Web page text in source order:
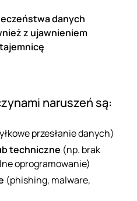
danych
z ujawnieniem
naruszeń są:
przesłanie danych)
techniczne (np. brak
oprogramowanie)
(phishing, malware,